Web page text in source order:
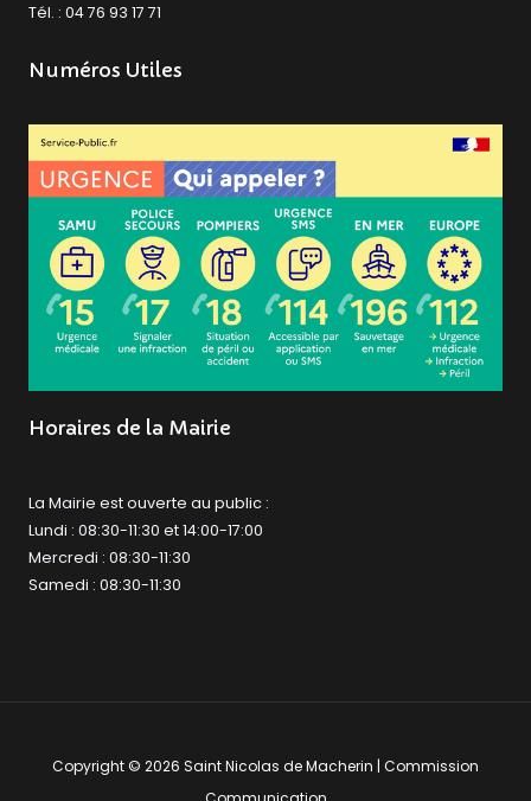
Tél. : 04 76 93 17 71
Numéros Utiles
Horaires de la Mairie
La Mairie est ouverte au public :
Lundi : 08:30-11:30 et 14:00-17:00
Mercredi : 08:30-11:30
Samedi : 08:30-11:30
Copyright © 2026 Saint Nicolas de Macherin | Commission